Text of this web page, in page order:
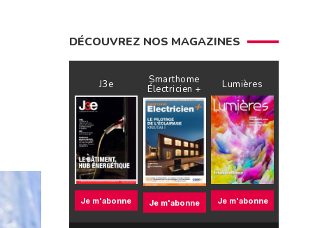
DÉCOUVREZ NOS MAGAZINES
J3e
Je m'abonne
Smarthome
Électricien +
Je m'abonne
Lumières
Je m'abonne